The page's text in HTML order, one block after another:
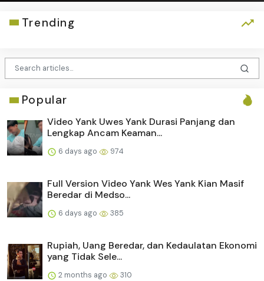
Trending
Popular
Video Yank Uwes Yank Durasi Panjang dan
Lengkap Ancam Keaman...
6 days ago 974
Full Version Video Yank Wes Yank Kian Masif
Beredar di Medso...
6 days ago 385
Rupiah, Uang Beredar, dan Kedaulatan Ekonomi
yang Tidak Sele...
2 months ago 310